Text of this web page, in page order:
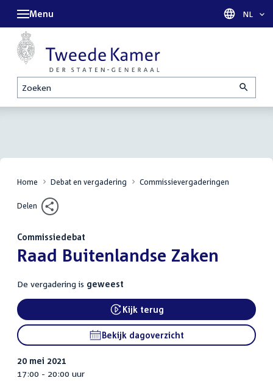
Zoeken
Menu Taal
NL
Home Debat en vergadering Commissievergaderingen
Delen
Commissiedebat
:Raad Buitenlandse Zaken
De vergadering is geweest
External link:
Kijk terug
Bekijk dagoverzicht
20 mei 2021
17:00 - 20:00 uur